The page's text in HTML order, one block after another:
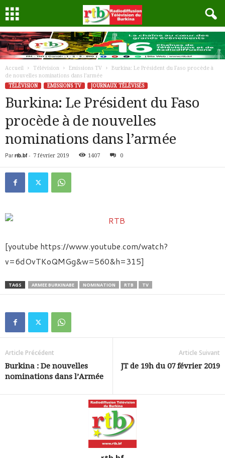
Accueil Télévision Emissions TV
Burkina: Le Président du Faso procède à
de nouvelles nominations dans l’armée
TÉLÉVISION
EMISSIONS TV JOURNAUX TÉLÉVISÉS
Burkina: Le Président du Faso
procède à de nouvelles
nominations dans l’armée
Par rtb.bf- 7 février 2019 1407 0
[youtube https://www.youtube.com/watch?
v=6dOvTKoQMGg&w=560&h=315]
TAGS ARMEE BURKINABE NOMINATION RTB TV
Article Précédent
Burkina : De nouvelles
nominations dans l’Armée
Article Suivant
JT de 19h du 07 février 2019